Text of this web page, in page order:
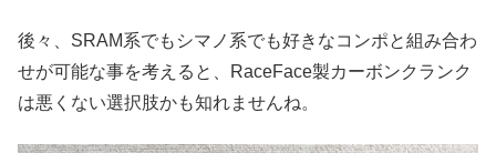
後々、SRAM系でもシマノ系でも好きなコンポと組み合わ
せが可能な事を考えると、RaceFace製カーボンクランク
は悪くない選択肢かも知れませんね。